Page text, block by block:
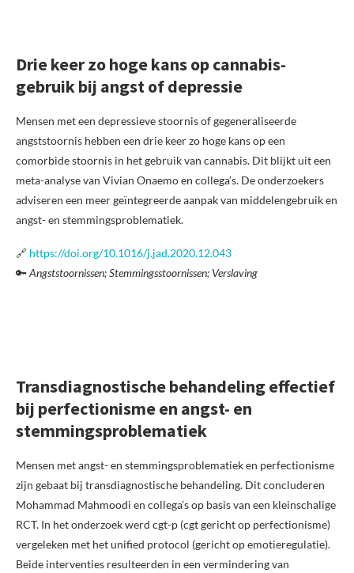
Drie keer zo hoge kans op cannabis-
gebruik bij angst of depressie
Mensen met een depressieve stoornis of gegeneraliseerde
angststoornis hebben een drie keer zo hoge kans op een
comorbide stoornis in het gebruik van cannabis. Dit blijkt uit een
meta-analyse van Vivian Onaemo en collega’s. De onderzoekers
adviseren een meer geïntegreerde aanpak van middelengebruik en
angst- en stemmingsproblematiek.
🔗 https://doi.org/10.1016/j.jad.2020.12.043
🔑Angststoornissen; Stemmingsstoornissen; Verslaving
Transdiagnostische behandeling effectief
bij perfectionisme en angst- en
stemmingsproblematiek
Mensen met angst- en stemmingsproblematiek en perfectionisme
zijn gebaat bij transdiagnostische behandeling. Dit concluderen
Mohammad Mahmoodi en collega’s op basis van een kleinschalige
RCT. In het onderzoek werd cgt-p (cgt gericht op perfectionisme)
vergeleken met het unified protocol (gericht op emotieregulatie).
Beide interventies resulteerden in een vermindering van